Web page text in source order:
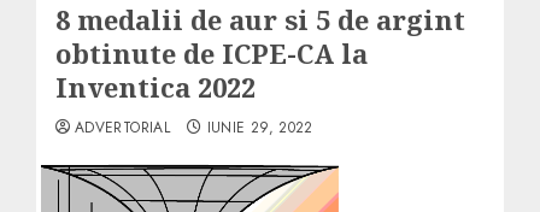
8 medalii de aur si 5 de argint
obtinute de ICPE-CA la
Inventica 2022
ADVERTORIAL IUNIE 29, 2022